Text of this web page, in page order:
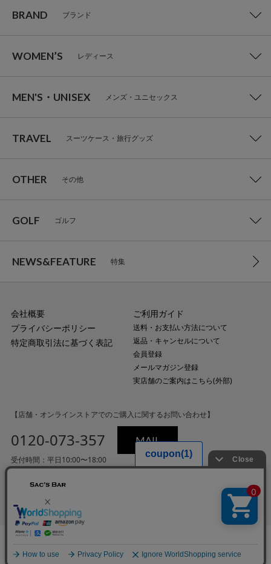
BRAND ブランド
WOMEN’S レディース
MEN'S・UNISEX メンズ・ユニセックス
TRAVEL スーツケース・旅行グッズ
OTHER その他
GOLF ゴルフ
NEWS&FEATURE 特集
会社概要
プライバシーポリシー
特定商取引法に基づく表記
ご利用ガイド
送料・お支払い方法について
返品・キャンセルについて
会員登録
メールマガジン登録
実店舗のご案内はこちら(外部)
【店舗・オンラインストアでのご購入に関するお問い合わせ】
0120-073-357 MAIL
受付時間：平日10:00〜18:00
（土・日・祝日・年末年始を除く）